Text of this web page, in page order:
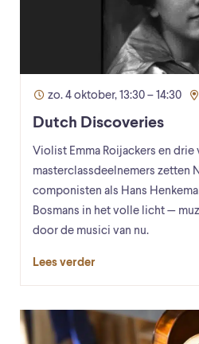
zo. 4 oktober, 13:30 – 14:30
Dutch Discoveries
Violist Emma Roijackers en drie
masterclassdeelnemers zetten
componisten als Hans
Bosmans in het volle licht —
door de musici van nu.
Lees verder